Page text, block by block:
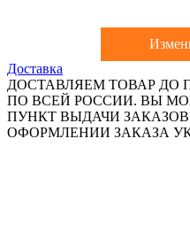
Доставка
ДОСТАВЛЯЕМ ТОВАР ДО
ПО ВСЕЙ РОССИИ. ВЫ
ПУНКТ ВЫДАЧИ
ОФОРМЛЕНИИ ЗАКАЗА